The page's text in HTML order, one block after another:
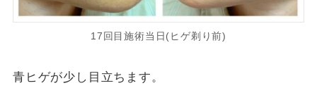
17回目施術当日(ヒゲ剃り前)
青ヒゲが少し目立ちます。